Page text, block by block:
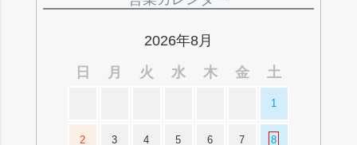
2026年8月
日
月 火 水 木 金 土
1
2 3 4 5 6 7 8